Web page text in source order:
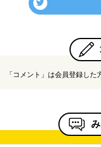
「コメント」は会員登録した